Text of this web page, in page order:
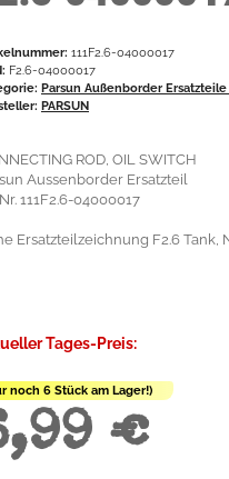
111F2.6-04000017
F2.6-04000017
Parsun Außenborder Ersatzteile
PARSUN
ROD, OIL SWITCH
Aussenborder Ersatzteil
111F2.6-04000017
Ersatzteilzeichnung F2.6 Tank,
Tages-Preis:
noch 6 Stück am Lager!)
€